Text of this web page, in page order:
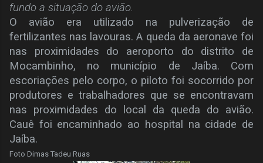
fundo a situação do avião.
O avião era utilizado na pulverização de
fertilizantes nas lavouras. A queda da aeronave foi
nas proximidades do aeroporto do distrito de
Mocambinho, no município de Jaíba. Com
escoriações pelo corpo, o piloto foi socorrido por
produtores e trabalhadores que se encontravam
nas proximidades do local da queda do avião.
Cauê foi encaminhado ao hospital na cidade de
Jaíba.
Foto Dimas Tadeu Ruas